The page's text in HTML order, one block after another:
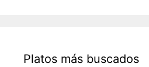
Platos más buscados